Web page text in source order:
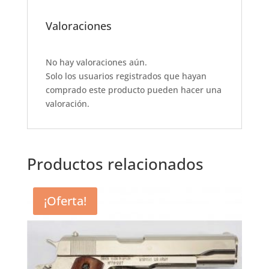
e
o
o
k
s
p
p
Valoraciones
No hay valoraciones aún.
Solo los usuarios registrados que hayan
comprado este producto pueden hacer una
valoración.
Productos relacionados
¡Oferta!